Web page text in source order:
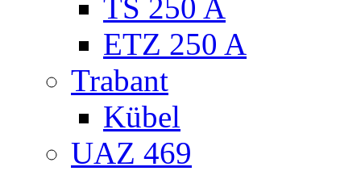
TS 250 A
ETZ 250 A
Trabant
Kübel
UAZ 469